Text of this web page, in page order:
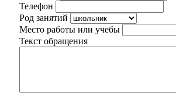
Телефон
Род занятий
Место работы или учебы
Текст обращения